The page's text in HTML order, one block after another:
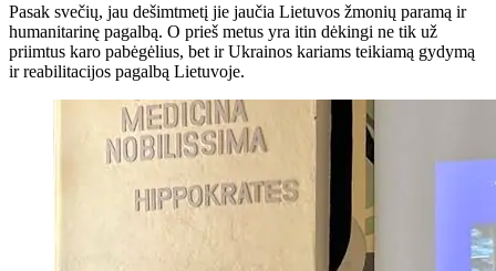
Pasak svečių, jau dešimtmetį jie jaučia Lietuvos žmonių paramą ir
humanitarinę pagalbą. O prieš metus yra itin dėkingi ne tik už
priimtus karo pabėgėlius, bet ir Ukrainos kariams teikiamą gydymą
ir reabilitacijos pagalbą Lietuvoje.